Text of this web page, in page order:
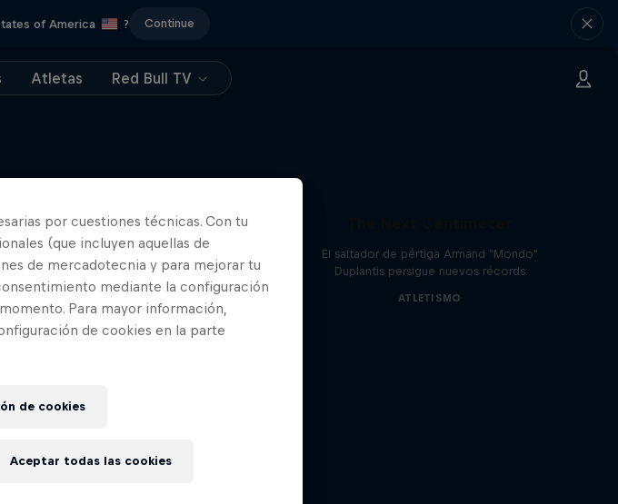
of America ? Continue
Atletas Red Bull TV
similares
El saltador de pértiga Armand "Mondo"
Duplantis persigue nuevos récords
ATLETISMO
por cuestiones técnicas. Con tu
(que incluyen aquellas de
de mercadotecnia y para mejorar tu
mediante la configuración
Para mayor información,
de cookies en la parte
de cookies
Aceptar todas las cookies